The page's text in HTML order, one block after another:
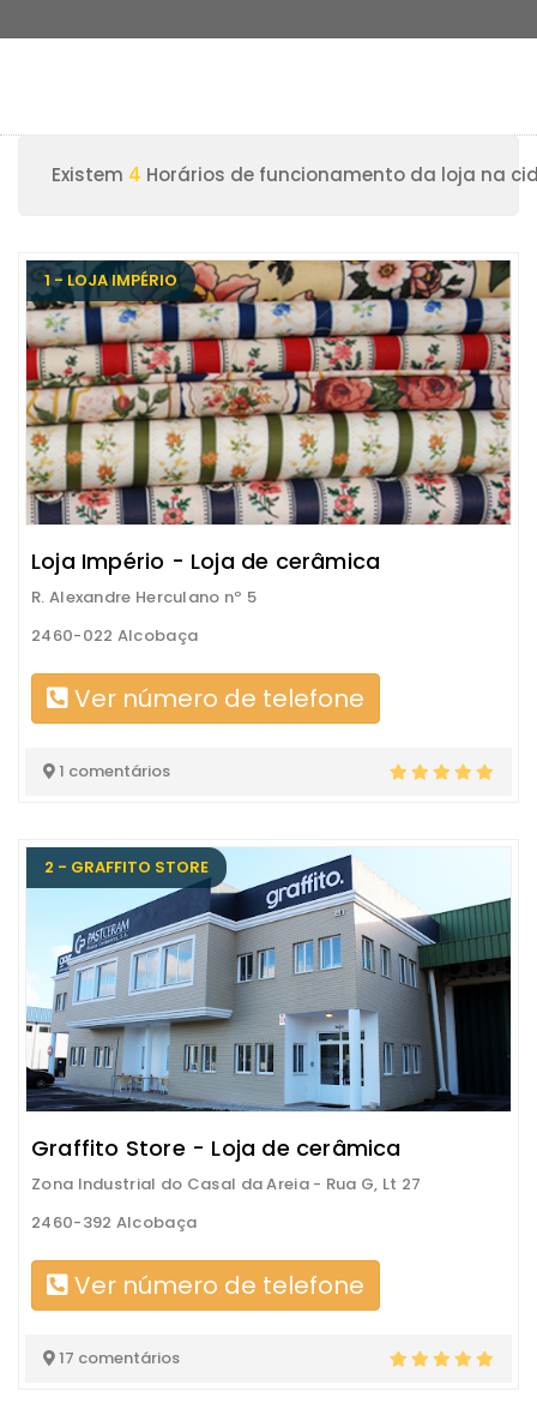
Existem 4 Horários de funcionamento da loja na
1 - LOJA IMPÉRIO
Loja Império - Loja de cerâmica
R. Alexandre Herculano nº 5
2460-022 Alcobaça
Ver número de telefone
1 comentários
2 - GRAFFITO STORE
Graffito Store - Loja de cerâmica
Zona Industrial do Casal da Areia - Rua G, Lt 27
2460-392 Alcobaça
Ver número de telefone
17 comentários